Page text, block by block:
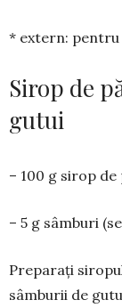
* extern: pentru
Sirop de
gutui
– 100 g sirop de
– 5 g sâmburi
Preparați
sâm­burii de